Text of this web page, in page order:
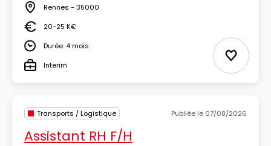
Lieu Rennes - 35000
Salaire20-25 K€
DuréeDurée: 4 mois
TypeInterim Ajouter
Transports / Logistique Publiée le 07/08/2026
Assistant RH F/H